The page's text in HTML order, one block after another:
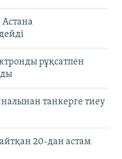
рұқсатпен
танкерге тиеу
20-дан астам